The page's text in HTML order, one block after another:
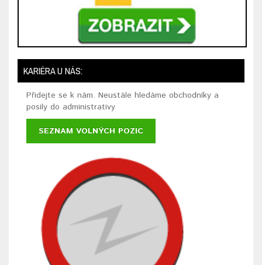
KARIÉRA U NÁS:
Přidejte se k nám. Neustále hledáme obchodníky a
posily do administrativy
SEZNAM VOLNÝCH POZIC